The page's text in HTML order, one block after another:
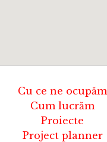
Cu ce ne ocupăm
Cum lucrăm
Proiecte
Project planner